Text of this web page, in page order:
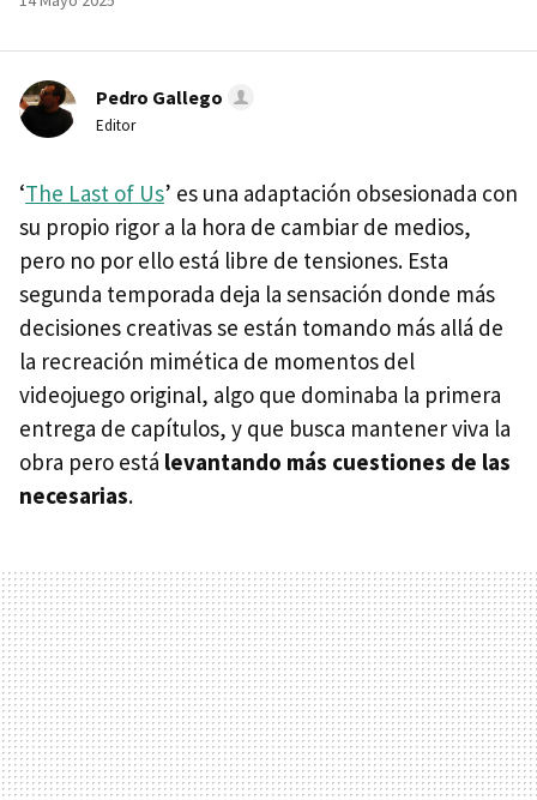
Pedro Gallego
Editor
‘The Last of Us’ es una adaptación obsesionada con
su propio rigor a la hora de cambiar de medios,
pero no por ello está libre de tensiones. Esta
segunda temporada deja la sensación donde más
decisiones creativas se están tomando más allá de
la recreación mimética de momentos del
videojuego original, algo que dominaba la primera
entrega de capítulos, y que busca mantener viva la
obra pero está levantando más cuestiones de las
necesarias.